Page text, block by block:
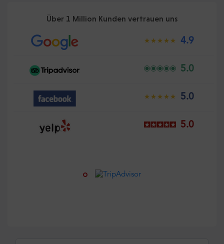
Über 1 Million Kunden vertrauen uns
4.9
5.0
5.0
5.0